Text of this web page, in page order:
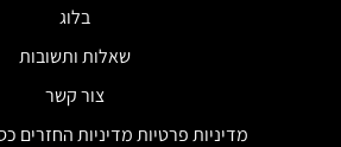
בלוג
שאלות ותשובות
צור קשר
מדיניות פרטיות מדיניות החזרים